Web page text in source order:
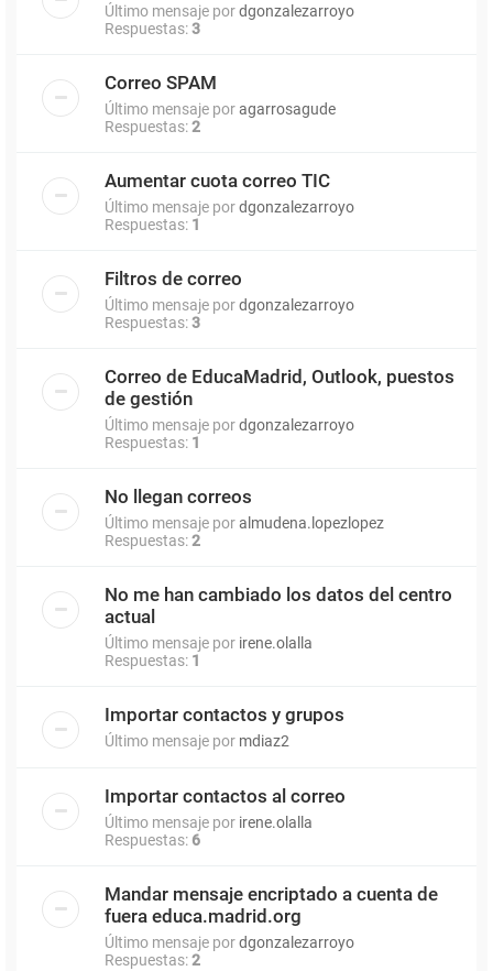
Último mensaje pordgonzalezarroyo
Respuestas:3
Correo SPAM
Último mensaje poragarrosagude
Respuestas:2
Aumentar cuota correo TIC
Último mensaje pordgonzalezarroyo
Respuestas: 1
Filtros de correo
Último mensaje pordgonzalezarroyo
Respuestas:3
Correo de EducaMadrid, Outlook, puestos
de gestión
Último mensaje pordgonzalezarroyo
Respuestas: 1
No llegan correos
Último mensaje poralmudena.lopezlopez
Respuestas:2
No me han cambiado los datos del centro
actual
Último mensaje por irene.olalla
Respuestas: 1
Importar contactos y grupos
Último mensaje por mdiaz2
Importar contactos al correo
Último mensaje por irene.olalla
Respuestas: 6
Mandar mensaje encriptado a cuenta de
fuera educa.madrid.org
Último mensaje pordgonzalezarroyo
Respuestas:2